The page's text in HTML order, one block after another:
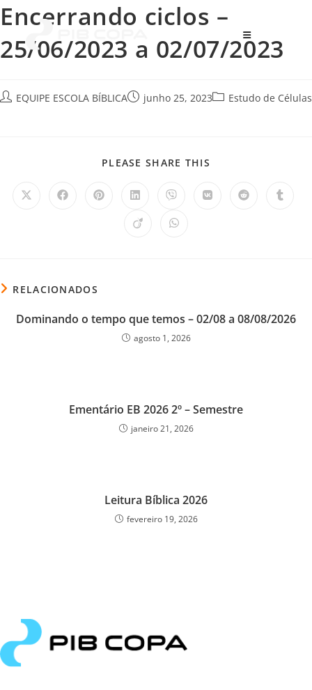
Encerrando ciclos –
25/06/2023 a 02/07/2023
EQUIPE ESCOLA BÍBLICA junho 25, 2023 Estudo de Células
PLEASE SHARE THIS
RELACIONADOS
Dominando o tempo que temos – 02/08 a 08/08/2026
agosto 1, 2026
Ementário EB 2026 2º – Semestre
janeiro 21, 2026
Leitura Bíblica 2026
fevereiro 19, 2026